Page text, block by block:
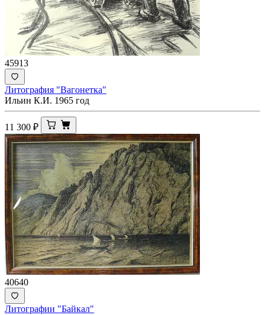
45913
Литография "Вагонетка"
Ильин К.И. 1965 год
11 300 ₽
40640
Литографии "Байкал"